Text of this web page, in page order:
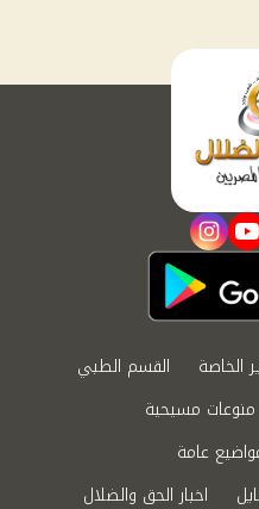
youtube
instagram
الخاصة
القسم الطبي
منوعات مسيحية
عامة
اخبار الحق والضلال